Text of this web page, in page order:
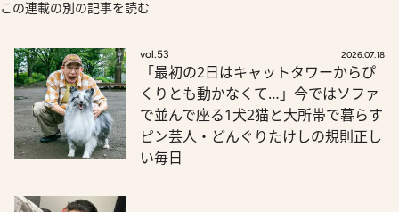
この連載の別の記事を読む
vol.53 2026.07.18
「最初の2日はキャットタワーからぴ
くりとも動かなくて…」今ではソファ
で並んで座る1犬2猫と大所帯で暮らす
ピン芸人・どんぐりたけしの規則正し
い毎日